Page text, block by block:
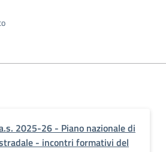
2025-26 - Piano nazionale di
- incontri formativi del